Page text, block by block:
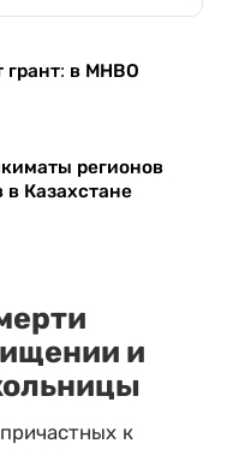
грант: в МНВО
регионов
в Казахстане
и
к